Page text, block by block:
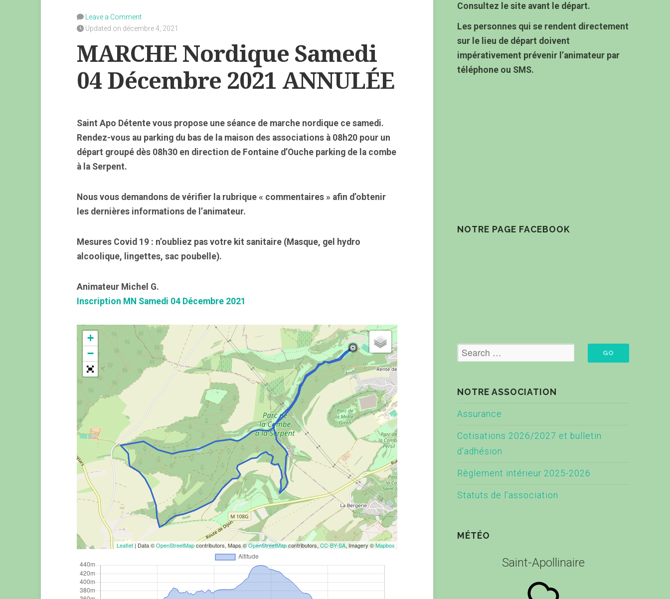
Leave a Comment
Updated on décembre 4, 2021
MARCHE Nordique Samedi
04 Décembre 2021 ANNULÉE
Saint Apo Détente vous propose une séance de marche nordique ce samedi.
Rendez-vous au parking du bas de la maison des associations à 08h20 pour un
départ groupé dès 08h30 en direction de Fontaine d’Ouche parking de la combe
à la Serpent.
Nous vous demandons de vérifier la rubrique « commentaires » afin d’obtenir
les dernières informations de l’animateur.
Mesures Covid 19 : n’oubliez pas votre kit sanitaire (Masque, gel hydro
alcoolique, lingettes, sac poubelle).
Animateur Michel G.
Inscription MN Samedi 04 Décembre 2021
+
−
Leaflet | Data ©OpenStreetMapcontributors, Maps ©OpenStreetMapcontributors,CC-BY-SA, Imagery ©Mapbox
Consultez le site avant le départ.
Les personnes qui se rendent directement
sur le lieu de départ doivent
impérativement prévenir l’animateur par
téléphone ou SMS.
NOTRE PAGE FACEBOOK
NOTRE ASSOCIATION
Assurance
Cotisations 2026/2027 et bulletin
d’adhésion
Règlement intérieur 2025-2026
Statuts de l’association
MÉTÉO
Saint-Apollinaire